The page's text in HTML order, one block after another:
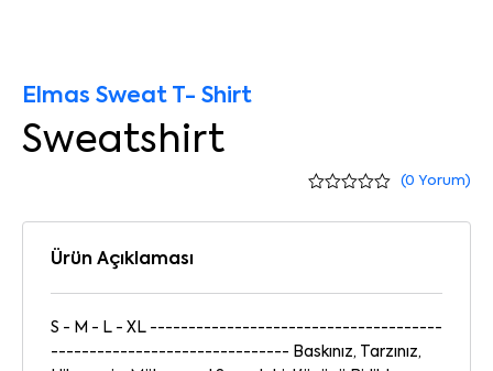
Elmas Sweat T- Shirt
Sweatshirt
(0 Yorum)
Ürün Açıklaması
S - M - L - XL --------------------------------------
------------------------------- Baskınız, Tarzınız,